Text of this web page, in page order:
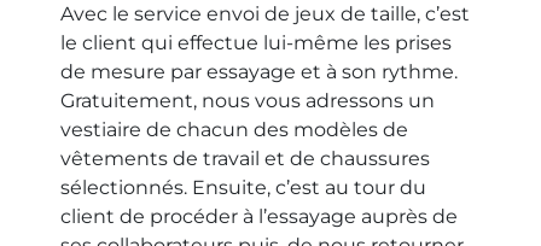
Avec le service envoi de jeux de taille, c’est
le client qui effectue lui-même les prises
de mesure par essayage et à son rythme.
Gratuitement, nous vous adressons un
vestiaire de chacun des modèles de
vêtements de travail et de chaussures
sélectionnés. Ensuite, c’est au tour du
client de procéder à l’essayage auprès de